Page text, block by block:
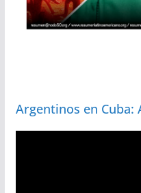
Argentinos en Cuba: